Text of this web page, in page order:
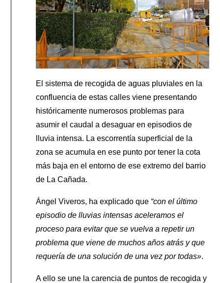
El sistema de recogida de aguas pluviales en la
confluencia de estas calles viene presentando
históricamente numerosos problemas para
asumir el caudal a desaguar en episodios de
lluvia intensa. La escorrentía superficial de la
zona se acumula en ese punto por tener la cota
más baja en el entorno de ese extremo del barrio
de La Cañada.
Ángel Viveros, ha explicado que “con el último
episodio de lluvias intensas aceleramos el
proceso para evitar que se vuelva a repetir un
problema que viene de muchos años atrás y que
requería de una solución de una vez por todas».
A ello se une la carencia de puntos de recogida y